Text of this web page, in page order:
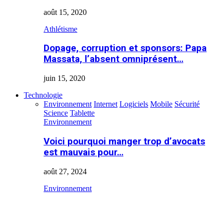
août 15, 2020
Athlétisme
Dopage, corruption et sponsors: Papa
Massata, l’absent omniprésent…
juin 15, 2020
Technologie
Environnement Internet Logiciels Mobile Sécurité
Science Tablette
Environnement
Voici pourquoi manger trop d’avocats
est mauvais pour…
août 27, 2024
Environnement